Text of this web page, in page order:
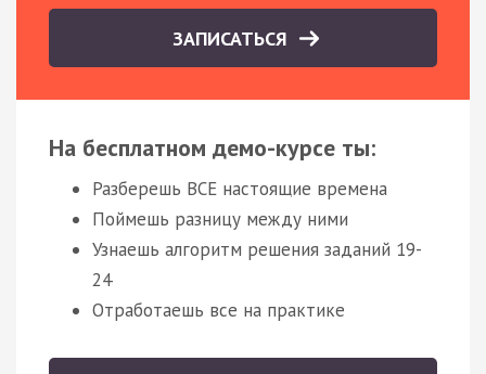
ЗАПИСАТЬСЯ
На бесплатном демо-курсе ты:
Разберешь ВСЕ настоящие времена
Поймешь разницу между ними
Узнаешь алгоритм решения заданий 19-
24
Отработаешь все на практике